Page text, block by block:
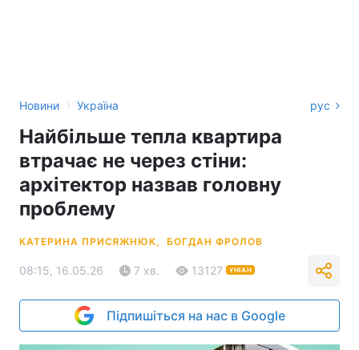
Новини › Україна рус
Найбільше тепла квартира
втрачає не через стіни:
архітектор назвав головну
проблему
КАТЕРИНА ПРИСЯЖНЮК, БОГДАН ФРОЛОВ
08:15, 16.05.26 7 хв. 13127 УНІАН
Підпишіться на нас в Google